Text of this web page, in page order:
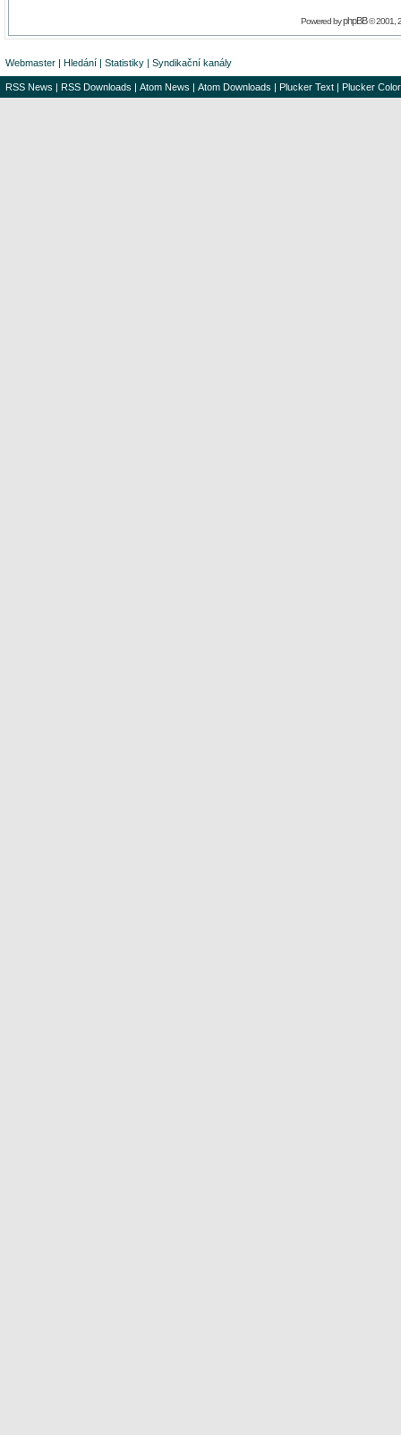
Powered byphpBB© 2001,
Webmaster | Hledání | Statistiky | Syndikační kanály
RSS News | RSS Downloads | Atom News | Atom Downloads | Plucker Text | Plucker Color